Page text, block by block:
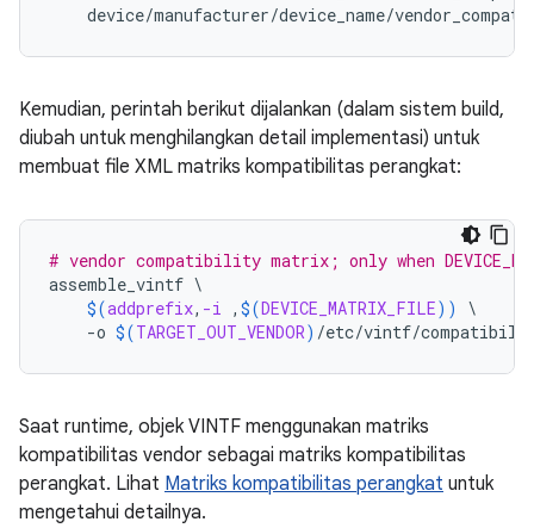
device/manufacturer/device_name/
Kemudian, perintah berikut dijalankan (dalam sistem build,
diubah untuk menghilangkan detail implementasi) untuk
membuat file XML matriks kompatibilitas perangkat:
# vendor compatibility matrix; only when
assemble_vintf \
$(addprefix, -i , $(DEVICE_MATRIX_FILE))
\
-o $(TARGET_OUT_VENDOR) /etc/vintf/
Saat runtime, objek VINTF menggunakan matriks
kompatibilitas vendor sebagai matriks kompatibilitas
perangkat. Lihat Matriks kompatibilitas perangkat untuk
mengetahui detailnya.